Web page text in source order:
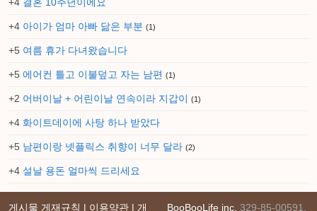
+4 결혼 10주년이에요
+4 아이가 엄마 아빠 닮은 부분 (1)
+5 여름 휴가 다녀왔습니다
+5 에어컨 틀고 이불덮고 자는 남편 (1)
+2 어버이날 + 어린이날 연속이라 지갑이 (1)
+4 화이트데이에 사탕 하나 받았다
+5 남편이랑 넷플릭스 취향이 너무 달라 (2)
+4 설날 용돈 얼마씩 드리세요
게시물 게재규칙 | 이용약관 | 개 BooBooLife inc. 329-85-00591,